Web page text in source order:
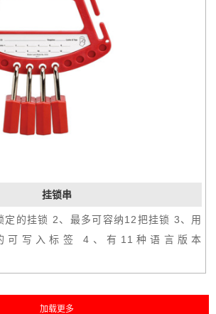
挂锁串
定的挂锁 2、最多可容纳12把挂锁 3、用
可写入标签 4、有11种语言版本